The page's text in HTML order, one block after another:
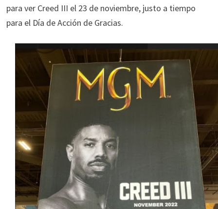
para ver Creed III el 23 de noviembre, justo a tiempo
para el Día de Acción de Gracias.